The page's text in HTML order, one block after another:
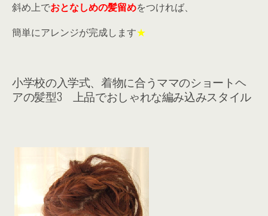
斜め上でおとなしめの髪留めをつければ、
簡単にアレンジが完成します★
小学校の入学式、着物に合うママのショートヘ
アの髪型3 上品でおしゃれな編み込みスタイル